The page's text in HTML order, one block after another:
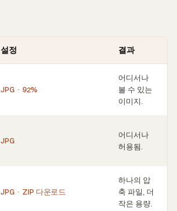
설정 결과
JPG · 92%
어디서나
볼 수 있는
이미지.
JPG
어디서나
허용됨.
JPG · ZIP 다운로드
하나의 압
축 파일, 더
작은 용량.